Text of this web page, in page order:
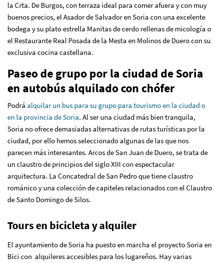
la Crta. De Burgos, con terraza ideal para comer afuera y con muy
buenos precios, el Asador de Salvador en Soria con una excelente
bodega y su plato estrella Manitas de cerdo rellenas de micología o
el Restaurante Real Posada de la Mesta en Molinos de Duero con su
exclusiva cocina castellana.
Paseo de grupo por la ciudad de Soria
en autobús alquilado con chófer
Podrá alquilar un bus para su grupo para tourismo en la ciudad o
en la provincia de Soria. Al ser una ciudad más bien tranquila,
Soria no ofrece demasiadas alternativas de rutas turísticas por la
ciudad, por ello hemos seleccionado algunas de las que nos
parecen más interesantes. Arcos de San Juan de Duero, se trata de
un claustro de principios del siglo XIII con espectacular
arquitectura. La Concatedral de San Pedro que tiene claustro
románico y una colección de capiteles relacionados con el Claustro
de Santo Domingo de Silos.
Tours en bicicleta y alquiler
El ayuntamiento de Soria ha puesto en marcha el proyecto Soria en
Bici con alquileres accesibles para los lugareños. Hay varias